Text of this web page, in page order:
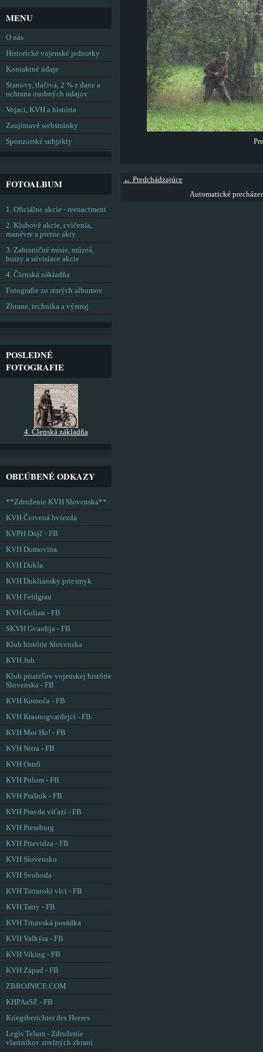
← Predchádzajúce
Automatické
MENU
O nás
Historické vojenské jednotky
Kontaktné údaje
Stanovy, tlačivá, 2 % z dane a
ochrana osobných údajov
Vojaci, KVH a história
Zaujímavé webstránky
Sponzorské subjekty
FOTOALBUM
1. Oficiálne akcie - reenactment
2. Klubové akcie, cvičenia,
manévre a pietne akty
3. Zahraničné misie, múzeá,
burzy a súvisiace akcie
4. Členská základňa
Fotografie zo starých albumov
Zbrane, technika a výstroj
POSLEDNÉ
FOTOGRAFIE
4. Členská základňa
OBĽÚBENÉ ODKAZY
**Združenie KVH Slovenska**
KVH Červená hviezda
KVPH Dojč - FB
KVH Domovina
KVH Dukla
KVH Dukliansky priesmyk
KVH Feldgrau
KVH Golian - FB
SKVH Gvardija - FB
Klub histórie Slovenska
KVH Juh
Klub priateľov vojenskej histórie
Slovenska - FB
KVH Komoča - FB
KVH Krasnogvardejci - FB
KVH Mor Ho! - FB
KVH Nitra - FB
KVH Ostrô
KVH Polom - FB
KVH Prašník - FB
KVH Pravda víťazí - FB
KVH Pressburg
KVH Prievidza - FB
KVH Slovensko
KVH Svoboda
KVH Tatranskí vlci - FB
KVH Tatry - FB
KVH Trnavská posádka
KVH Valkýra - FB
KVH Viking - FB
KVH Západ - FB
ZBROJNICE.COM
KHPAaSZ - FB
Kriegsberichter des Heeres
Legis Telum - Združenie
vlastníkov strelných zbraní